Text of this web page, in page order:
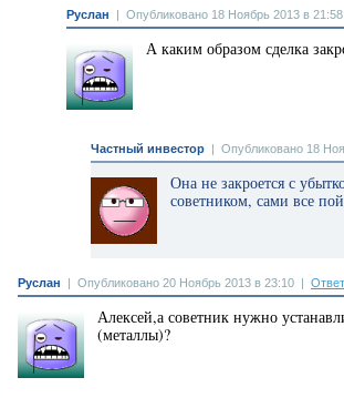
Руслан | Опубликовано 18 Ноябрь 2013 в 21:58
А каким образом сделка
Частный инвестор | Опубликовано 18
Она не закроется с
советником, сами все
Руслан | Опубликовано 20 Ноябрь 2013 в 23:10 |
Алексей,а советник нужно
(металлы)?